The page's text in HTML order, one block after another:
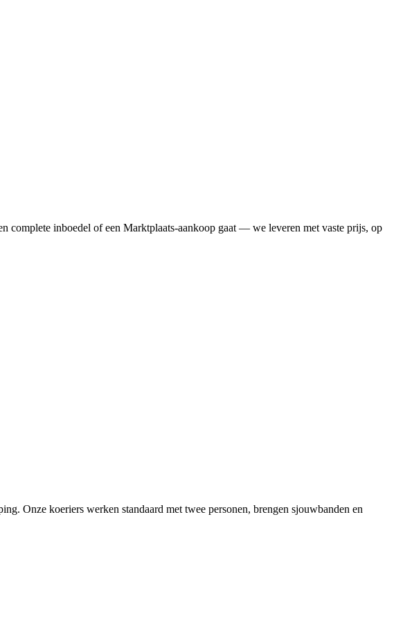
complete inboedel of een Marktplaats-aankoop gaat — we leveren met vaste prijs, op
Onze koeriers werken standaard met twee personen, brengen sjouwbanden en